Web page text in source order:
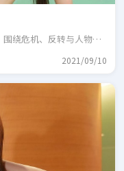
绕危机、反转与人物成
2021/09/10